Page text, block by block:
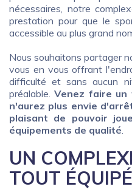
nécessaires, notre
prestation pour que le
accessible au plus grand
Nous souhaitons partager
vous en vous offrant
difficulté et sans aucun
préalable.Venez faire un
n'aurez plus envie
plaisant de pouvoir
équipements de qualité
UN
TOUT ÉQUIPÉ